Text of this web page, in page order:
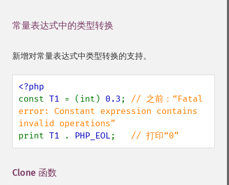
常量表达式中的类型转换
新增对常量表达式中类型转换的支持。
const T1 = (int) 0.3; // 之前：“Fatal
error: Constant expression contains
print T1 . PHP_EOL; // 打印“0”
Clone 函数